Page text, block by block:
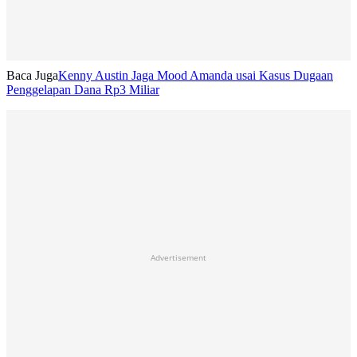
Baca JugaKenny Austin Jaga Mood Amanda usai Kasus Dugaan
Penggelapan Dana Rp3 Miliar
Advertisement